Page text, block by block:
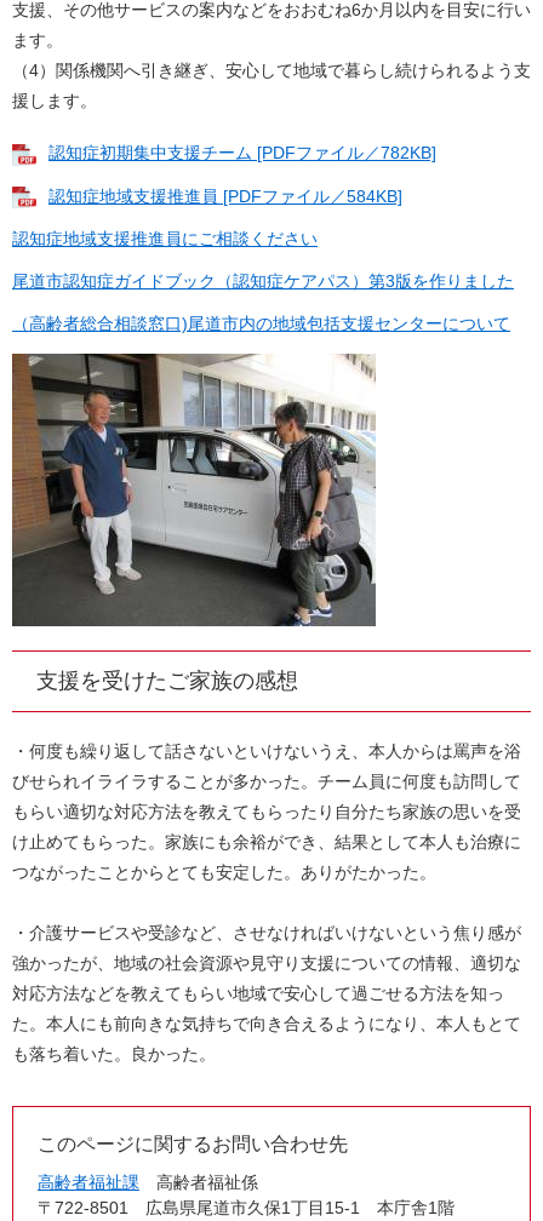
支援、その他サービスの案内などをおおむね6か月以内を目安に行い
ます。
（4）関係機関へ引き継ぎ、安心して地域で暮らし続けられるよう支
援します。
認知症初期集中支援チーム [PDFファイル／782KB]
認知症地域支援推進員 [PDFファイル／584KB]
認知症地域支援推進員にご相談ください
尾道市認知症ガイドブック（認知症ケアパス）第3版を作りました
（高齢者総合相談窓口)尾道市内の地域包括支援センターについて
支援を受けたご家族の感想
・何度も繰り返して話さないといけないうえ、本人からは罵声を浴
びせられイライラすることが多かった。チーム員に何度も訪問して
もらい適切な対応方法を教えてもらったり自分たち家族の思いを受
け止めてもらった。家族にも余裕ができ、結果として本人も治療に
つながったことからとても安定した。ありがたかった。
・介護サービスや受診など、させなければいけないという焦り感が
強かったが、地域の社会資源や見守り支援についての情報、適切な
対応方法などを教えてもらい地域で安心して過ごせる方法を知っ
た。本人にも前向きな気持ちで向き合えるようになり、本人もとて
も落ち着いた。良かった。
このページに関するお問い合わせ先
高齢者福祉課
高齢者福祉係
〒722-8501
広島県尾道市久保1丁目15-1 本庁舎1階